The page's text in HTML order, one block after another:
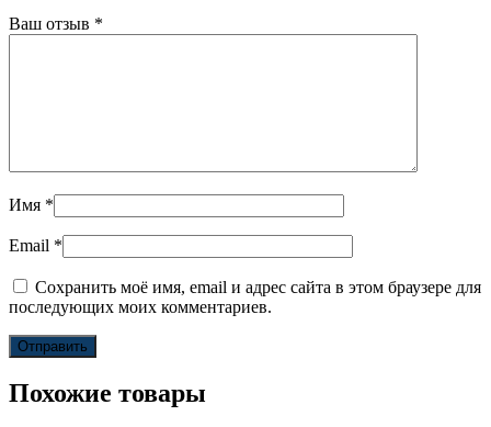
Ваш отзыв *
Имя *
Email *
Сохранить моё имя, email и адрес сайта в этом браузере для
последующих моих комментариев.
Похожие товары